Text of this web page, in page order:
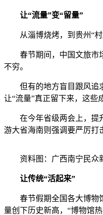
让“流量”变“留量”
从淄博烧烤，到贵州“村
春节期间，中国文旅市场
不穷。
但有的地方盲目跟风追求
让“流量”真正留下来，这些
在今年省级两会上，提升
游大省海南则强调要严厉打
资料图：广西南宁民众
让传统“活起来”
春节假期全国各大博物馆
量创下历史新高，“博物馆热